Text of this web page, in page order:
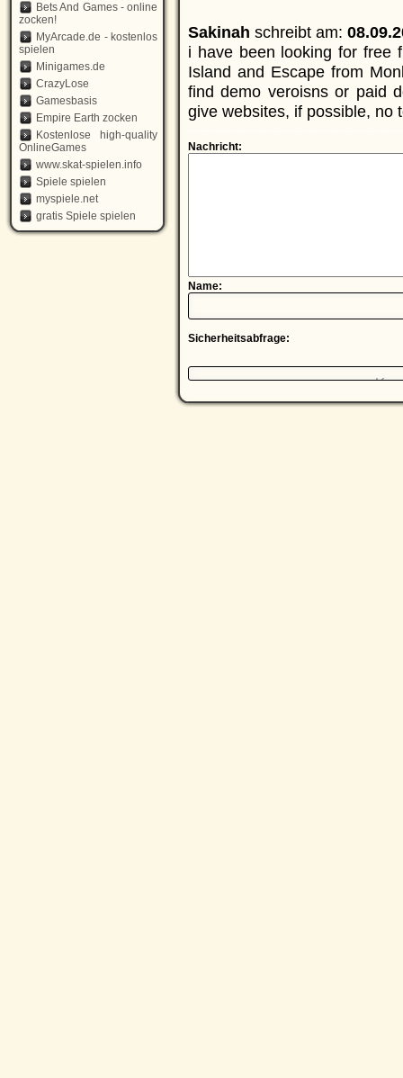
Bets And Games - online
zocken!
MyArcade.de - kostenlos
spielen
Minigames.de
CrazyLose
Gamesbasis
Empire Earth zocken
Kostenlose high-quality
OnlineGames
www.skat-spielen.info
Spiele spielen
myspiele.net
gratis Spiele spielen
Sakinah schreibt am:
i have been looking for free
Island and Escape from
find demo veroisns or paid
give websites, if possible, no
Nachricht:
Name:
Sicherheitsabfrage: